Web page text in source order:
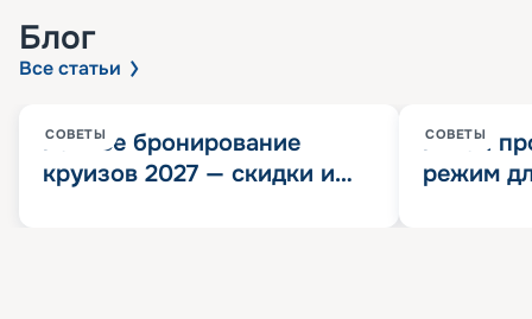
Блог
Все статьи
СОВЕТЫ
Раннее бронирование
круизов 2027 — скидки и
СОВЕТЫ
Китай
режим